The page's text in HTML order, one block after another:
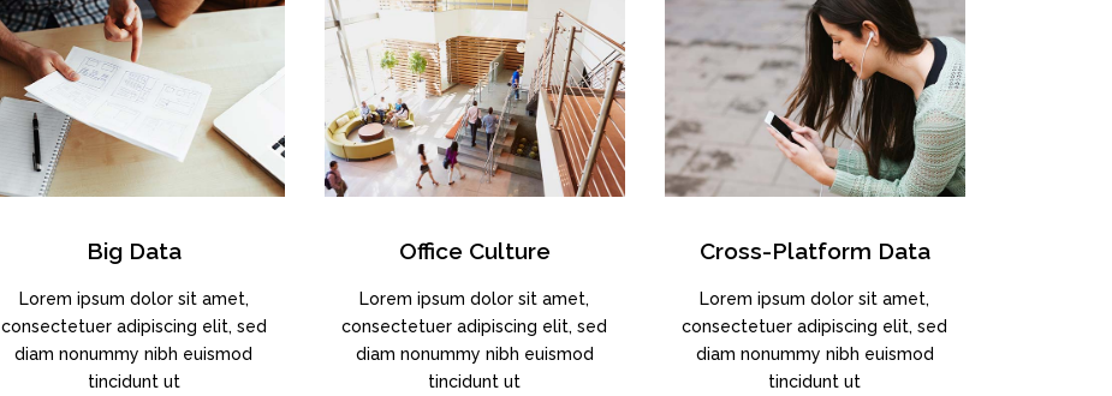
Big Data
Lorem ipsum dolor sit amet,
consectetuer adipiscing elit, sed
diam nonummy nibh euismod
tincidunt ut
Office Culture
Lorem ipsum dolor sit amet,
consectetuer adipiscing elit, sed
diam nonummy nibh euismod
tincidunt ut
Cross-Platform Data
Lorem ipsum dolor sit amet,
consectetuer adipiscing elit, sed
diam nonummy nibh euismod
tincidunt ut